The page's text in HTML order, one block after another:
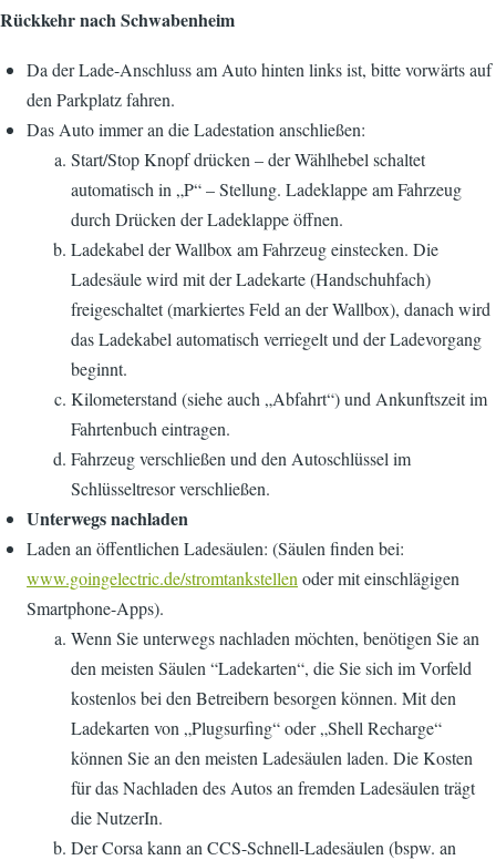
Rückkehr nach Schwabenheim
Da der Lade-Anschluss am Auto hinten links ist, bitte vorwärts auf
den Parkplatz fahren.
Das Auto immer an die Ladestation anschließen:
Start/Stop Knopf drücken – der Wählhebel schaltet
automatisch in „P“ – Stellung. Ladeklappe am Fahrzeug
durch Drücken der Ladeklappe öffnen.
Ladekabel der Wallbox am Fahrzeug einstecken. Die
Ladesäule wird mit der Ladekarte (Handschuhfach)
freigeschaltet (markiertes Feld an der Wallbox), danach wird
das Ladekabel automatisch verriegelt und der Ladevorgang
beginnt.
Kilometerstand (siehe auch „Abfahrt“) und Ankunftszeit im
Fahrtenbuch eintragen.
Fahrzeug verschließen und den Autoschlüssel im
Schlüsseltresor verschließen.
Unterwegs nachladen
Laden an öffentlichen Ladesäulen: (Säulen finden bei:
www.goingelectric.de/stromtankstellen oder mit einschlägigen
Smartphone-Apps).
Wenn Sie unterwegs nachladen möchten, benötigen Sie an
den meisten Säulen “Ladekarten“, die Sie sich im Vorfeld
kostenlos bei den Betreibern besorgen können. Mit den
Ladekarten von „Plugsurfing“ oder „Shell Recharge“
können Sie an den meisten Ladesäulen laden. Die Kosten
für das Nachladen des Autos an fremden Ladesäulen trägt
die NutzerIn.
Der Corsa kann an CCS-Schnell-Ladesäulen (bspw. an